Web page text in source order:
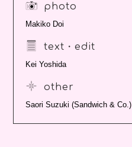
photo
Makiko Doi
text・edit
Kei Yoshida
other
Saori Suzuki (Sandwich & Co.)